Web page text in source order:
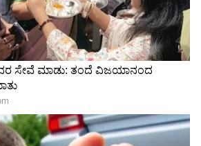
RVX ಎಲೆಕ್ಟ್ರಿಕ್ ಬೈಕ್
ಘೋಷಿಸಿದ ಯಮಹಾ, ಬೈಕ್